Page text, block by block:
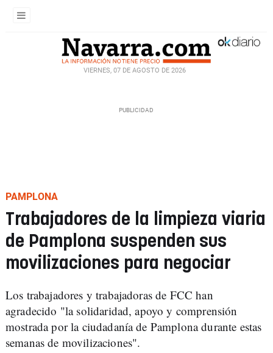
VIERNES, 07 DE AGOSTO DE 2026
PAMPLONA
Trabajadores de la limpieza viaria
de Pamplona suspenden sus
movilizaciones para negociar
Los trabajadores y trabajadoras de FCC han
agradecido "la solidaridad, apoyo y comprensión
mostrada por la ciudadanía de Pamplona durante estas
semanas de movilizaciones".